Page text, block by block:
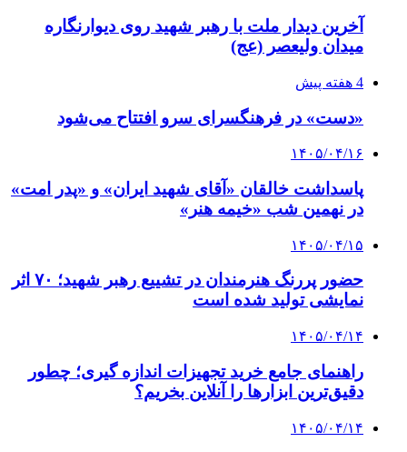
آخرین دیدار ملت با رهبر شهید روی دیوارنگاره
میدان ولیعصر (عج)
4 هفته پیش
«دست» در فرهنگسرای سرو افتتاح می‌شود
۱۴۰۵/۰۴/۱۶
پاسداشت خالقان «آقای شهید ایران» و «پدر امت»
در نهمین شب «خیمه هنر»
۱۴۰۵/۰۴/۱۵
حضور پررنگ هنرمندان در تشییع رهبر شهید؛ ۷۰ اثر
نمایشی تولید شده است
۱۴۰۵/۰۴/۱۴
راهنمای جامع خرید تجهیزات اندازه گیری؛ چطور
دقیق‌ترین ابزارها را آنلاین بخریم؟
۱۴۰۵/۰۴/۱۴